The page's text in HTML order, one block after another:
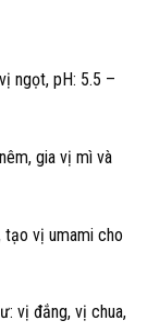
ngọt, pH: 5.5 –
gia vị mì và
vị umami cho
vị đắng, vị chua,